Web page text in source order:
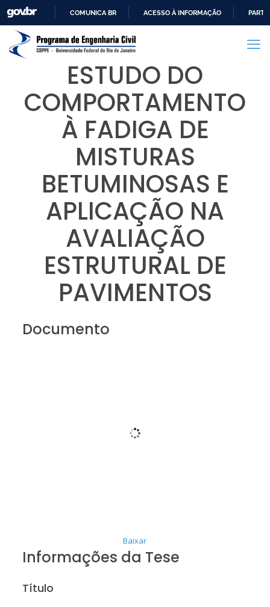
PARA
CONTEÚDO
COMUNICA BR ACESSO À INFORMAÇÃO
ESTUDO DO
COMPORTAMENTO
À FADIGA DE
MISTURAS
BETUMINOSAS E
APLICAÇÃO NA
AVALIAÇÃO
ESTRUTURAL DE
PAVIMENTOS
Documento
Baixar
Informações da Tese
Título